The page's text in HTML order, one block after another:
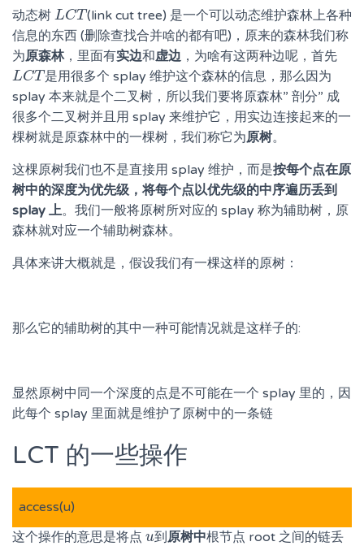
动态树 LCT
LCT (link cut tree) 是一个可以动态维护森林上各种
信息的东西 (删除查找合并啥的都有吧)，原来的森林我们称
为原森林，里面有实边和虚边 ，为啥有这两种边呢，首先
LCT
LCT 是用很多个 splay 维护这个森林的信息，那么因为
splay 本来就是个二叉树，所以我们要将原森林” 剖分” 成
很多个二叉树并且用 splay 来维护它，用实边连接起来的一
棵树就是原森林中的一棵树，我们称它为原树。
这棵原树我们也不是直接用 splay 维护，而是按每个点在原
树中的深度为优先级，将每个点以优先级的中序遍历丢到
splay 上。我们一般将原树所对应的 splay 称为辅助树，原
森林就对应一个辅助树森林。
具体来讲大概就是，假设我们有一棵这样的原树：
那么它的辅助树的其中一种可能情况就是这样子的:
显然原树中同一个深度的点是不可能在一个 splay 里的，因
此每个 splay 里面就是维护了原树中的一条链
LCT 的一些操作
access(u)
这个操作的意思是将点 u
u到原树中根节点 root 之间的链丢